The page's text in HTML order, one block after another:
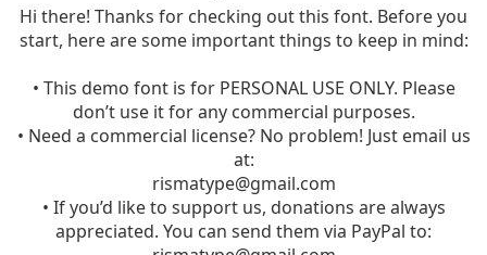
Hi there! Thanks for checking out this font. Before you
start, here are some important things to keep in mind:
• This demo font is for PERSONAL USE ONLY. Please
don’t use it for any commercial purposes.
• Need a commercial license? No problem! Just email us
at:
rismatype@gmail.com
• If you’d like to support us, donations are always
appreciated. You can send them via PayPal to: